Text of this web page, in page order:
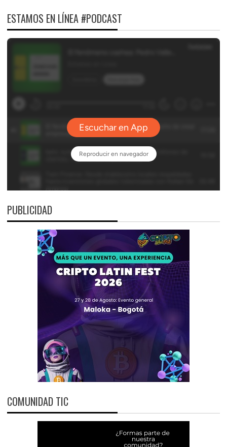
ESTAMOS EN LÍNEA #PODCAST
PUBLICIDAD
COMUNIDAD TIC